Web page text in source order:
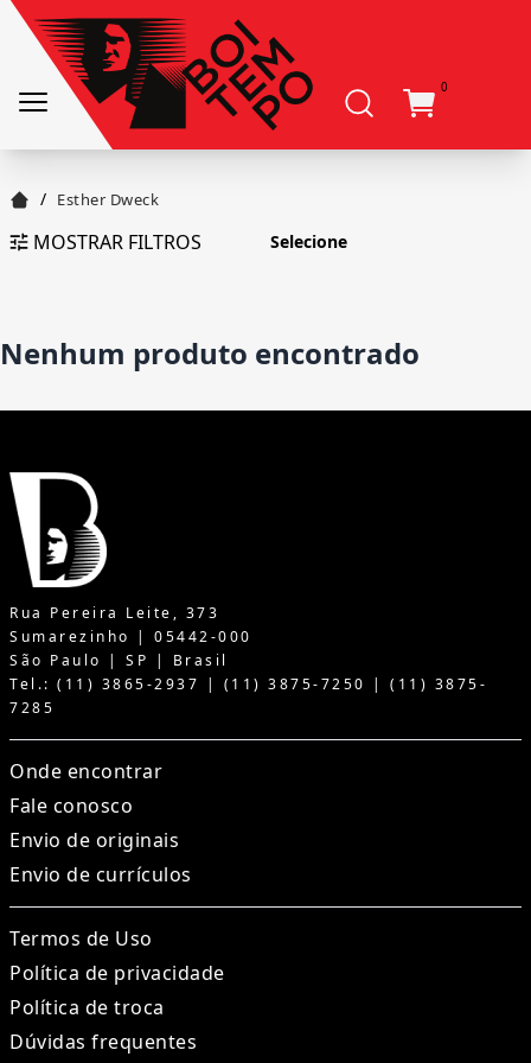
0
/ Esther Dweck
MOSTRAR FILTROS
Nenhum produto encontrado
Rua Pereira Leite, 373
Sumarezinho | 05442-000
São Paulo | SP | Brasil
Tel.: (11) 3865-2937 | (11) 3875-7250 | (11) 3875-
7285
Onde encontrar
Fale conosco
Envio de originais
Envio de currículos
Termos de Uso
Política de privacidade
Política de troca
Dúvidas frequentes